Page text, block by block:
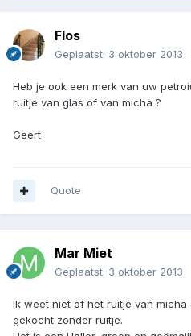
Flos
Geplaatst: 3 oktober 2013
Heb je ook een merk van uw
ruitje van glas of van micha ?
Geert
Quote
Mar Miet
Geplaatst: 3 oktober 2013
Ik weet niet of het ruitje van
gekocht zonder ruitje.